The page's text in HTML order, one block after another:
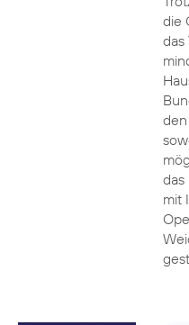
die
das
das
mit